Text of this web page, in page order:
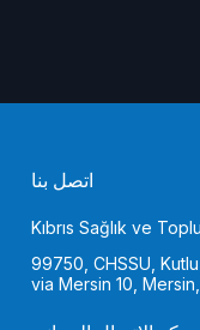
اتصل بنا
Kıbrıs Sağlık ve
99750, CHSSU,
via Mersin 10,